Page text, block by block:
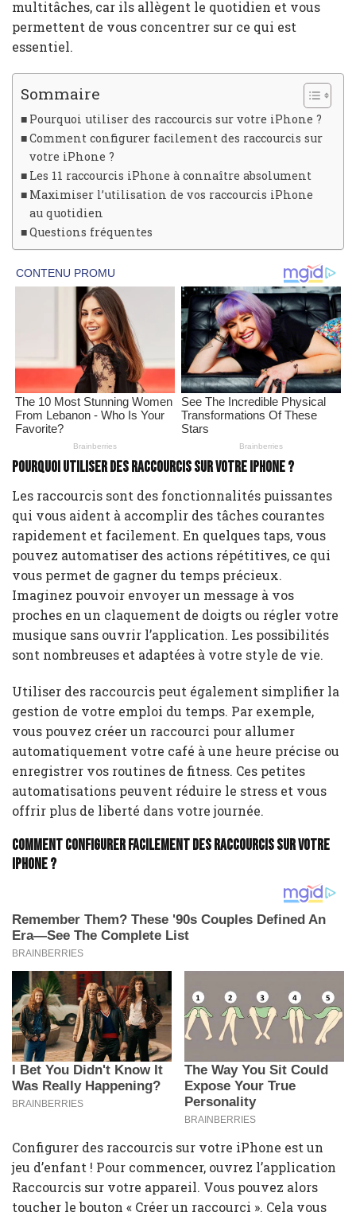
multitâches, car ils allègent le quotidien et vous
permettent de vous concentrer sur ce qui est
essentiel.
Sommaire
Pourquoi utiliser des raccourcis sur votre iPhone ?
Comment configurer facilement des raccourcis sur
votre iPhone ?
Les 11 raccourcis iPhone à connaître absolument
Maximiser l’utilisation de vos raccourcis iPhone
au quotidien
Questions fréquentes
Pourquoi utiliser des raccourcis sur votre iPhone ?
Les raccourcis sont des fonctionnalités puissantes
qui vous aident à accomplir des tâches courantes
rapidement et facilement. En quelques taps, vous
pouvez automatiser des actions répétitives, ce qui
vous permet de gagner du temps précieux.
Imaginez pouvoir envoyer un message à vos
proches en un claquement de doigts ou régler votre
musique sans ouvrir l’application. Les possibilités
sont nombreuses et adaptées à votre style de vie.
Utiliser des raccourcis peut également simplifier la
gestion de votre emploi du temps. Par exemple,
vous pouvez créer un raccourci pour allumer
automatiquement votre café à une heure précise ou
enregistrer vos routines de fitness. Ces petites
automatisations peuvent réduire le stress et vous
offrir plus de liberté dans votre journée.
Comment configurer facilement des raccourcis sur votre
iPhone ?
Configurer des raccourcis sur votre iPhone est un
jeu d’enfant ! Pour commencer, ouvrez l’application
Raccourcis sur votre appareil. Vous pouvez alors
toucher le bouton « Créer un raccourci ». Cela vous